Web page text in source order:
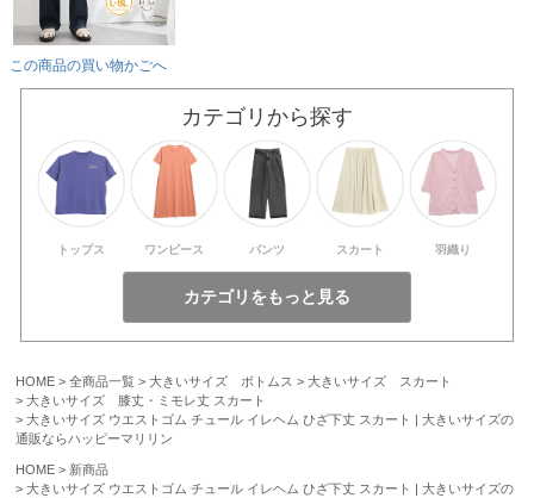
この商品の買い物かごへ
カテゴリから探す
トップス ワンピース パンツ スカート 羽織り
HOME 全商品一覧 大きいサイズ ボトムス
大きいサイズ スカート
大きいサイズ 膝丈・ミモレ丈 スカート
大きいサイズ ウエストゴム チュール イレヘム ひざ下丈 スカート | 大きいサイズの
通販ならハッピーマリリン
HOME
新商品
大きいサイズ ウエストゴム チュール イレヘム ひざ下丈 スカート | 大きいサイズの